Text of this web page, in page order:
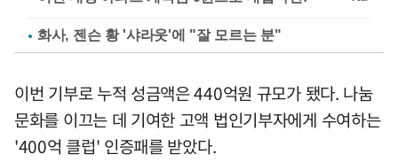
화사, 젠슨 황 '샤라웃'에 "잘 모르는 분"
이번 기부로 누적 성금액은 440억원 규모가 됐다. 나눔
문화를 이끄는 데 기여한 고액 법인기부자에게 수여하는
'400억 클럽' 인증패를 받았다.